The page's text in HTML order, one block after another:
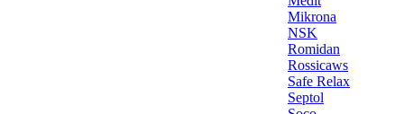
Mikrona
NSK
Romidan
Rossicaws
Safe Relax
Septol